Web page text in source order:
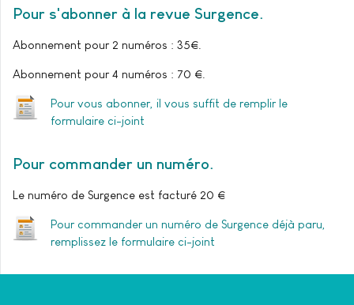
Pour s'abonner à la revue Surgence
Abonnement pour 2 numéros : 35€.
Abonnement pour 4 numéros : 70 €.
Pour vous abonner, il vous suffit de remplir le
formulaire ci-joint
Pour commander un numéro
Le numéro de Surgence est facturé 20 €
Pour commander un numéro de Surgence déjà paru,
remplissez le formulaire ci-joint